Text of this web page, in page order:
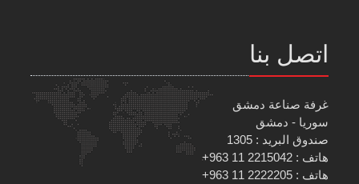
اتصل بنا
غرفة صناعة دمشق
سوريا - دمشق
صندوق البريد : 1305
هاتف : 2215042 11 963+
هاتف : 2222205 11 963+